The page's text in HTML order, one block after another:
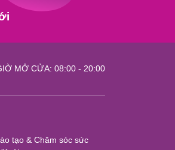
MỞ CỬA: 08:00 - 20:00
tạo & Chăm sóc sức